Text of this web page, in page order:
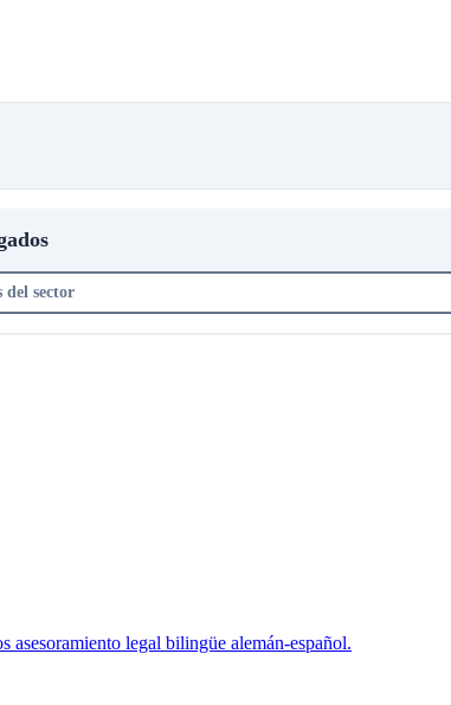
del sector
asesoramiento legal bilingüe alemán-español.